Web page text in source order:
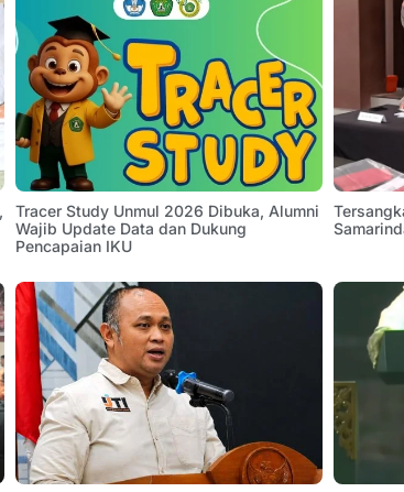
Tracer Study Unmul 2026 Dibuka, Alumni
Wajib Update Data dan Dukung
Pencapaian IKU